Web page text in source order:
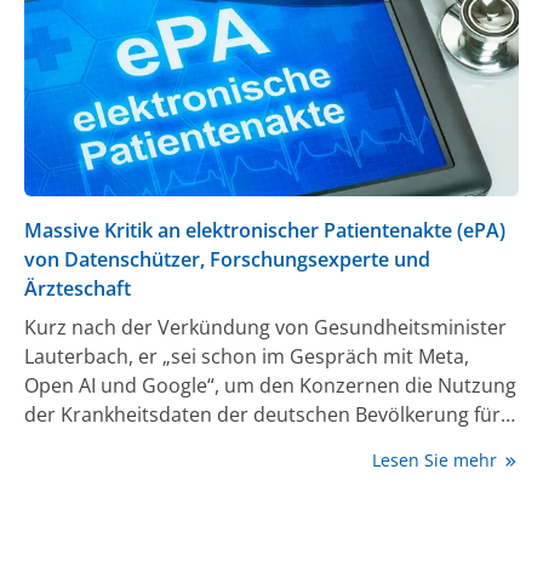
Massive Kritik an elektronischer Patientenakte (ePA)
von Datenschützer, Forschungsexperte und
Ärzteschaft
Kurz nach der Verkündung von Gesundheitsminister
Lauterbach, er „sei schon im Gespräch mit Meta,
Open AI und Google“, um den Konzernen die Nutzung
der Krankheitsdaten der deutschen Bevölkerung für
Ende November in Berlin der Jahreskongress der
Lesen Sie mehr